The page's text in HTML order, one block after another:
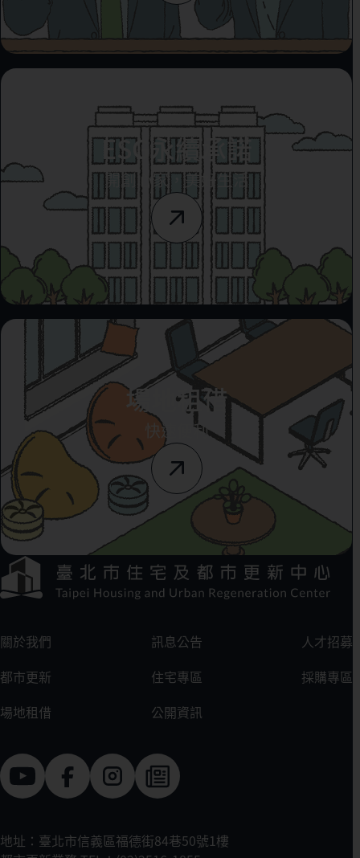
ESG永續承諾
開創心家，美好生活
場地租借
快速便利
方選單連結區
:::
關於我們 訊息公告
人才招募
都市更新
住宅專區
採購專區
場地租借
公開資訊
地址：臺北市信義區福德街84巷50號1樓